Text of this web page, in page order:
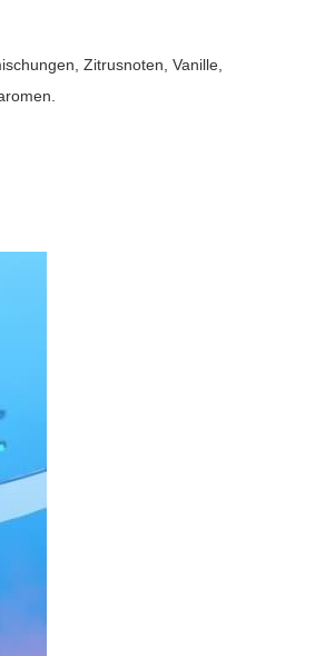
Zitrusnoten, Vanille,